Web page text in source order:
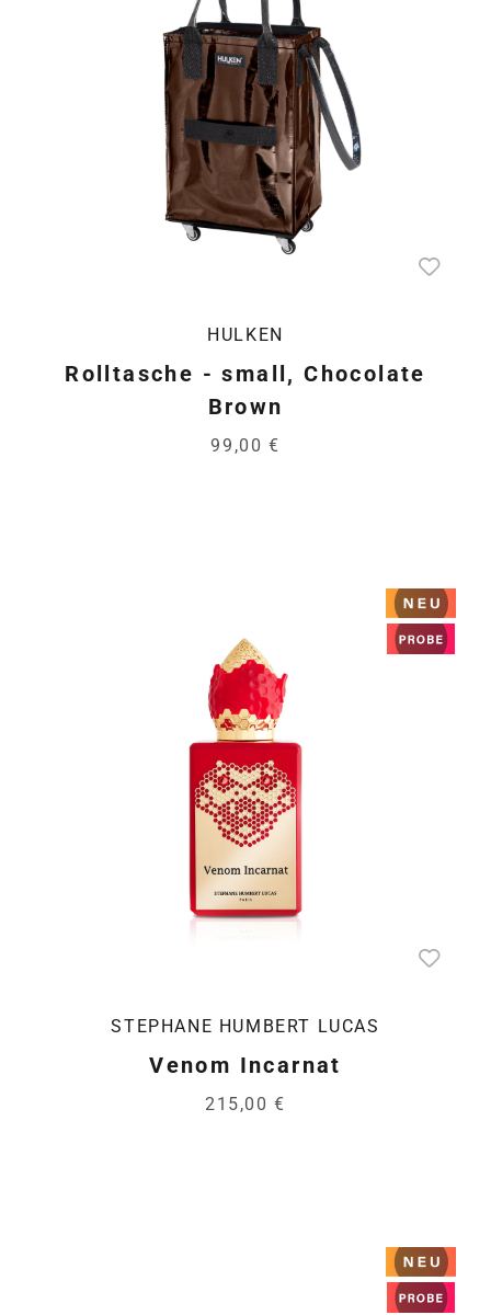
HULKEN
Rolltasche - small, Chocolate
Brown
99,00 €
STEPHANE HUMBERT LUCAS
Venom Incarnat
215,00 €